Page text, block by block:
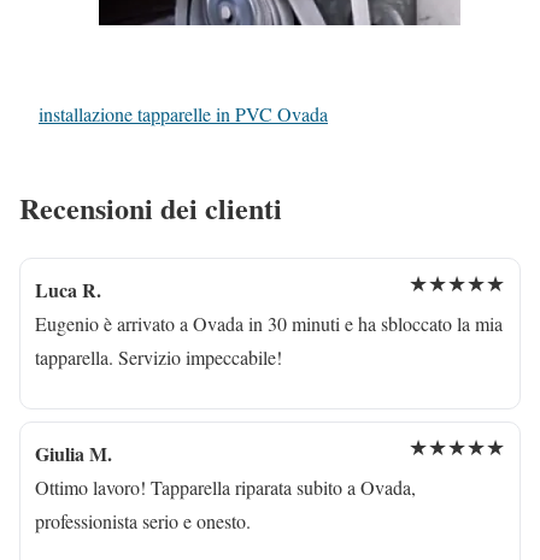
installazione tapparelle in PVC Ovada
Recensioni dei clienti
Luca R. ★★★★★
Eugenio è arrivato a Ovada in 30 minuti e ha sbloccato la mia
tapparella. Servizio impeccabile!
Giulia M. ★★★★★
Ottimo lavoro! Tapparella riparata subito a Ovada,
professionista serio e onesto.